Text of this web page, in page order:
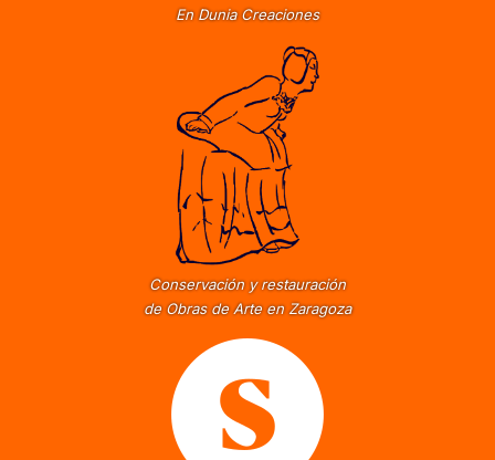
En Dunia Creaciones
Conservación y restauración
de Obras de Arte en Zaragoza